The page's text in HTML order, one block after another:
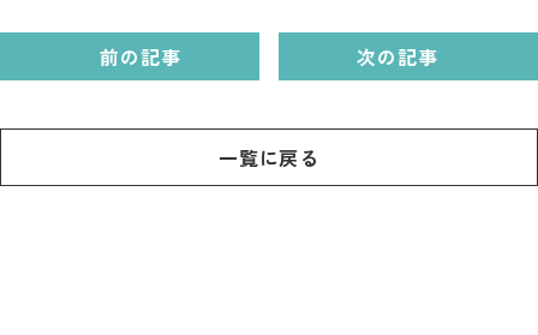
前の記事
一覧に戻る
次の記事